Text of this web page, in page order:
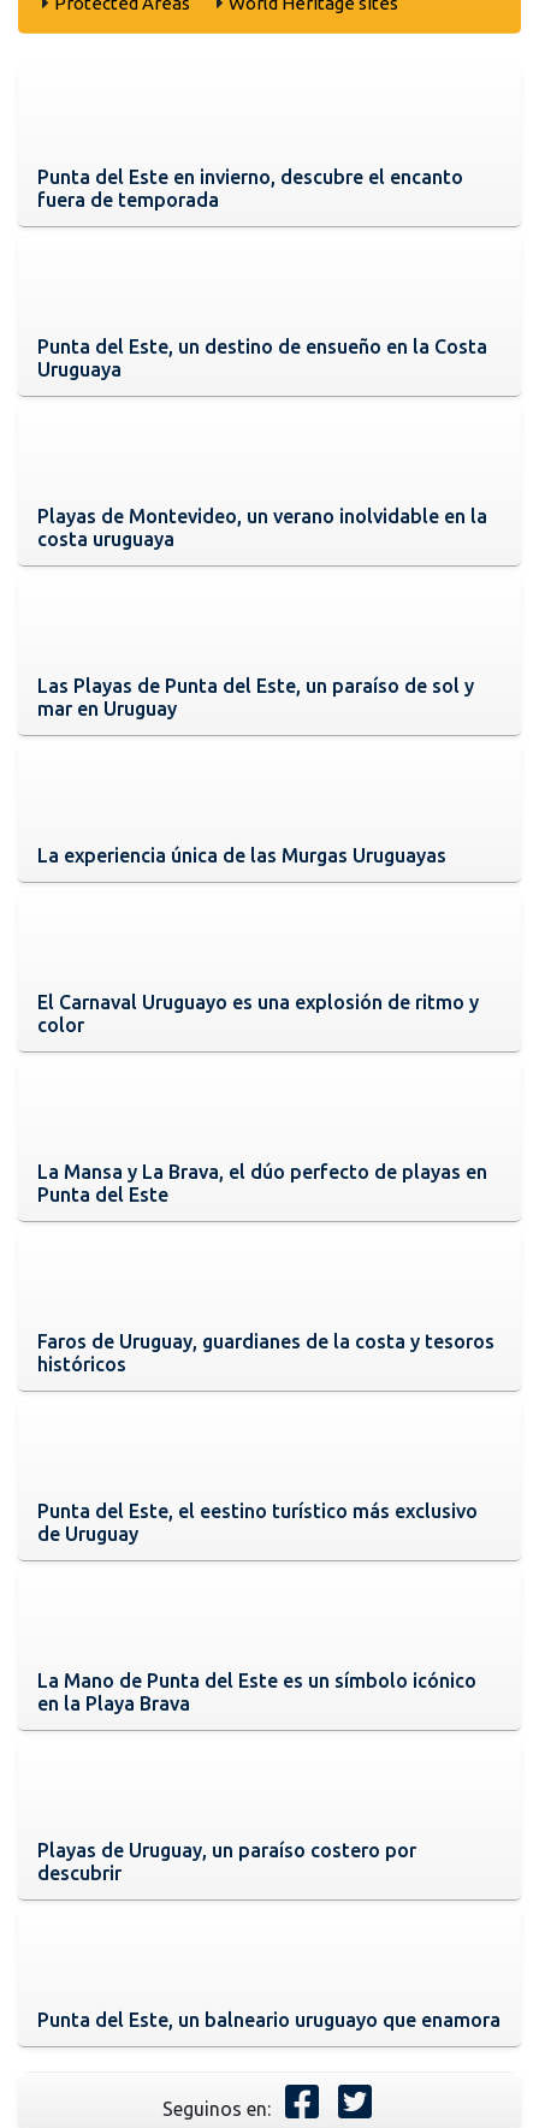
Punta del Este en invierno, descubre el encanto
fuera de temporada
Punta del Este, un destino de ensueño en la Costa
Uruguaya
Playas de Montevideo, un verano inolvidable en la
costa uruguaya
Las Playas de Punta del Este, un paraíso de sol y
mar en Uruguay
La experiencia única de las Murgas Uruguayas
El Carnaval Uruguayo es una explosión de ritmo y
color
La Mansa y La Brava, el dúo perfecto de playas en
Punta del Este
Faros de Uruguay, guardianes de la costa y tesoros
históricos
Punta del Este, el eestino turístico más exclusivo
de Uruguay
La Mano de Punta del Este es un símbolo icónico
en la Playa Brava
Playas de Uruguay, un paraíso costero por
descubrir
Punta del Este, un balneario uruguayo que enamora
Seguinos en: